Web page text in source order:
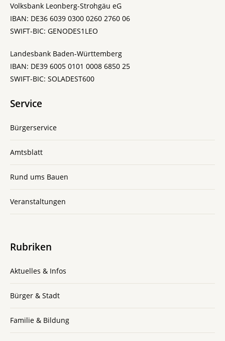
Volksbank Leonberg-Strohgäu eG
IBAN: DE36 6039 0300 0260 2760 06
SWIFT-BIC: GENODES1LEO
Landesbank Baden-Württemberg
IBAN: DE39 6005 0101 0008 6850 25
SWIFT-BIC: SOLADEST600
Service
Bürgerservice
Amtsblatt
Rund ums Bauen
Veranstaltungen
Rubriken
Aktuelles & Infos
Bürger & Stadt
Familie & Bildung